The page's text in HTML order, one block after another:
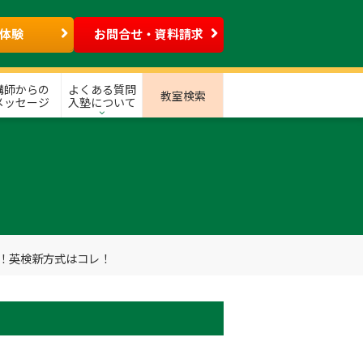
験 お問合せ・資料請求
師からの
ッセージ
よくある質問
入塾について
教室検索
英検新方式はコレ！